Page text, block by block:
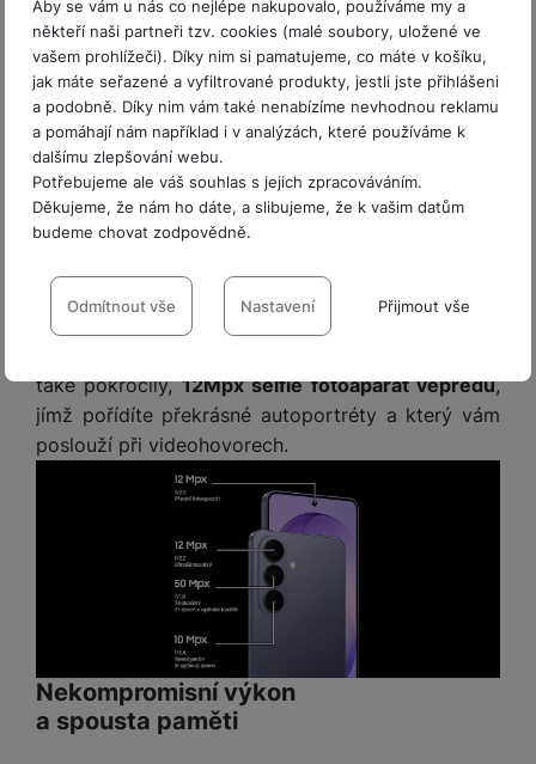
Aby se vám u nás co nejlépe nakupovalo, používáme my a
někteří naši partneři tzv. cookies (malé soubory, uložené ve
vašem prohlížeči). Díky nim si pamatujeme, co máte v košíku,
jak máte seřazené a vyfiltrované produkty, jestli jste přihlášeni
a podobně. Díky nim vám také nenabízíme nevhodnou reklamu
a pomáhají nám například i v analýzách, které používáme k
dalšímu zlepšování webu.
Potřebujeme ale váš souhlas s jejich zpracováváním.
Děkujeme, že nám ho dáte, a slibujeme, že k vašim datům
budeme chovat zodpovědně.
Nastavení souhlasů s kategoriemi
cookies
VŽDY AKTIVNÍ
Technické cookies umožňují váš průchod nákupním košíkem,
porovnávání produktů a další nezbytné funkce.
Preferenční a rozšířené funkce
Preferenční a rozšířené funkce-abyste nemuseli vše
nastavovat znovu a abyste se s námi mohli spojit např. pomocí
Díky těmto cookies vám práci s naším webem dokážeme ještě
zpříjemnit. Dokážeme si zapamatovat vaše nastavení, mohou
vám pomoci s vyplňováním formulářů, umožní nám zobrazit
služby jako je chat a podobně.
abychom věděli, jak se na webu chováte, a mohli
náš web dále zlepšovat.
Povoleno
Odmítnout vše Nastavení Přijmout vše
svou výbavou potěší i náročné mobilní fotografy.
Vrcholem fotovýbavy jehlavní, 50Mpx fotoaparát
(f/1,8) . Díky pokročilému hardwaru, chytrému
softwaru ařešení Nightographyse dočkáte
nebývale detailních a barevně věrných snímků a
videí i při focení v horších světelných
podmínkách. Praktický je také10Mpx
telefotoaparát s 3× optickým zoomem
K dispozici dále máte
12Mpx ultraširokoúhlý
fotoaparát
, kterým zvěčníte např. rozlehlá
také pokročilý,12Mpx selfie fotoaparát vepředu,
jímž pořídíte překrásné autoportréty a který vám
poslouží při videohovorech.
Nekompromisní výkon
a spousta paměti